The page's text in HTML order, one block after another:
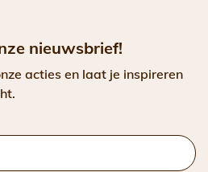
nieuwsbrief!
acties en laat je inspireren